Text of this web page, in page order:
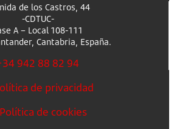
de los Castros, 44
-CDTUC-
A – Local 108-111
Cantabria, España.
942 88 82 94
de privacidad
Política de cookies